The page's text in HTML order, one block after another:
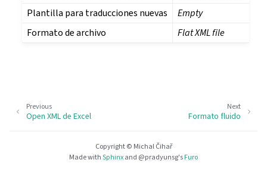
Plantilla para traducciones nuevas
Empty
Formato de archivo
Flat XML file
Next
Formato fluido
Previous
Open XML de Excel
Copyright © Michal Čihař
Made withSphinxand @pradyunsg'sFuro